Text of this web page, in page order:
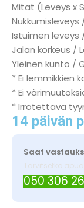
Mitat (Leveys x
Istuimen
Jalan korkeus /
Yleinen kunto /
* Ei lemmikkien
* Ei
* Irrotettava
14 päivän
Saat
Tarvitsetko
050 306